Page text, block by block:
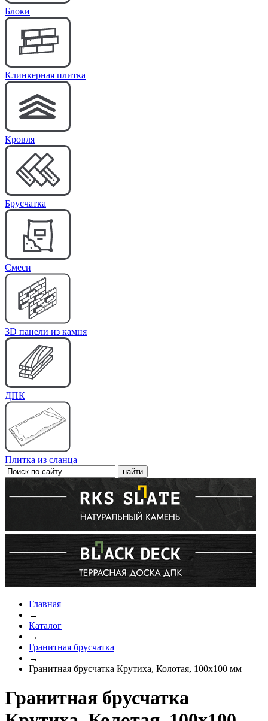
Блоки
Клинкерная плитка
Кровля
Брусчатка
Cмеси
3D панели из камня
ДПК
Плитка из сланца
Главная
→
Каталог
→
Гранитная брусчатка
→
Гранитная брусчатка Крутиха, Колотая, 100х100 мм
Гранитная брусчатка